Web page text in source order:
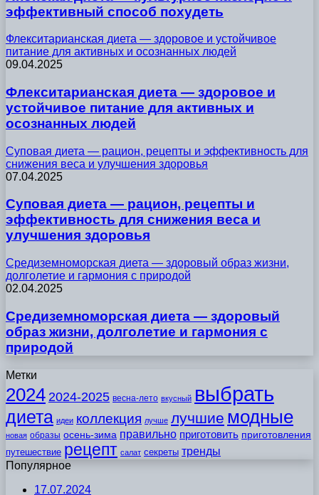
эффективный способ похудеть
Флекситарианская диета — здоровое и устойчивое
питание для активных и осознанных людей
09.04.2025
Флекситарианская диета — здоровое и
устойчивое питание для активных и
осознанных людей
Суповая диета — рацион, рецепты и эффективность для
снижения веса и улучшения здоровья
07.04.2025
Суповая диета — рацион, рецепты и
эффективность для снижения веса и
улучшения здоровья
Средиземноморская диета — здоровый образ жизни,
долголетие и гармония с природой
02.04.2025
Средиземноморская диета — здоровый
образ жизни, долголетие и гармония с
природой
Метки
2024 2024-2025 весна-лето вкусный выбрать
диета идеи коллекция лучше лучшие модные
новая образы осень-зима правильно приготовить приготовления
путешествие рецепт салат секреты тренды
Популярное
17.07.2024